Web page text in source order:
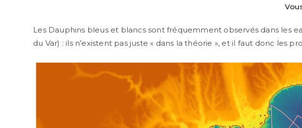
Les Dauphins bleus et blancs sont fréquemment observés dans les
du Var) : ils n’existent pas juste « dans la théorie », et il faut donc les